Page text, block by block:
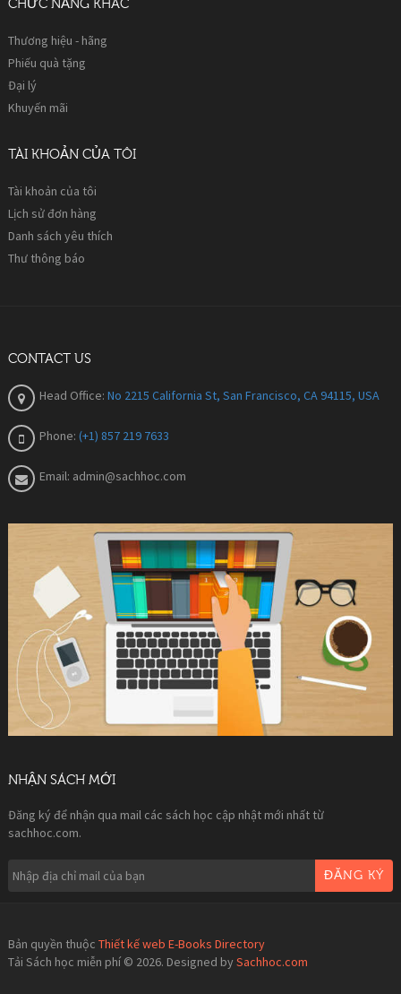
CHỨC NĂNG KHÁC
Thương hiệu - hãng
Phiếu quà tặng
Đại lý
Khuyến mãi
TÀI KHOẢN CỦA TÔI
Tài khoản của tôi
Lịch sử đơn hàng
Danh sách yêu thích
Thư thông báo
CONTACT US
Head Office: No 2215 California St, San Francisco, CA 94115, USA
Phone: (+1) 857 219 7633
Email: admin@sachhoc.com
NHẬN SÁCH MỚI
Đăng ký để nhận qua mail các sách học cập nhật mới nhất từ
sachhoc.com.
ĐĂNG KÝ
Bản quyền thuộc Thiết kế web E-Books Directory
Tải Sách học miễn phí © 2026. Designed by Sachhoc.com